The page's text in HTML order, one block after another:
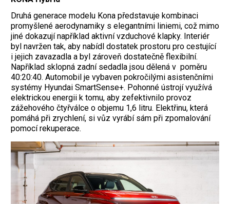
Druhá generace modelu Kona představuje kombinaci
promyšlené ­aerodynamiky s elegantními liniemi, což mimo
jiné dokazují například aktivní vzduchové klapky. Interiér
byl navržen tak, aby nabídl dostatek prostoru pro cestující
i jejich zavazadla a byl zároveň dostatečně flexibilní.
Například sklopná zadní sedadla jsou dělená v poměru
40:20:40. Automobil je vybaven pokročilými asistenčními
systémy Hyundai SmartSense+. Pohonné ústrojí využívá
elektrickou energii k tomu, aby zefektivnilo provoz
zážehového čtyřválce o objemu 1,6 litru. Elektřinu, která
pomáhá při zrychlení, si vůz vyrábí sám při zpomalování
pomocí rekuperace.